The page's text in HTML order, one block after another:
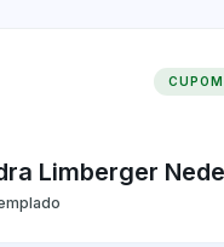
Limberger